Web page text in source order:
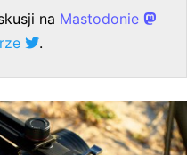
na Mastodonie
.